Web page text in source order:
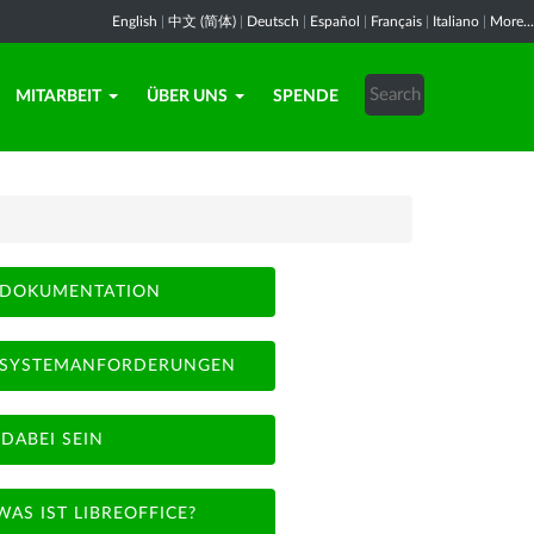
English 中文 (简体) Deutsch Español Français Italiano More...
MITARBEIT ÜBER UNS SPENDE
DOKUMENTATION
SYSTEMANFORDERUNGEN
DABEI SEIN
IST LIBREOFFICE?